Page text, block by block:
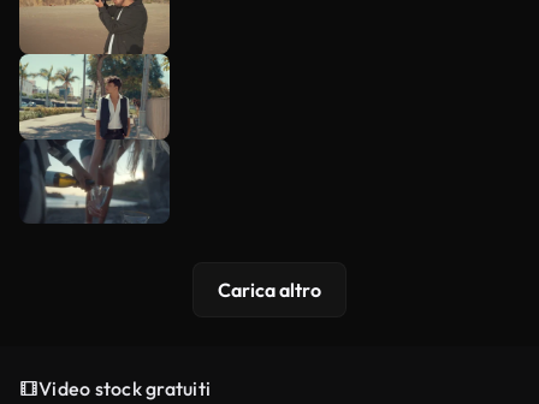
Carica altro
Video stock gratuiti